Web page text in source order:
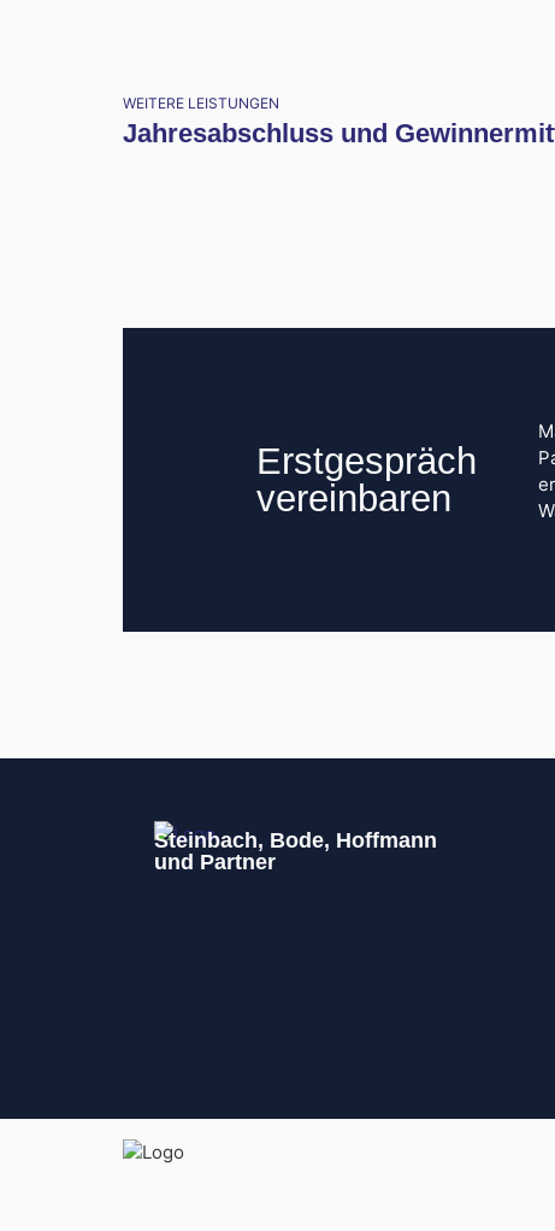
WEITERE LEISTUNGEN
Jahresabschluss und
Erstgespräch
vereinbaren
Steinbach, Bode, Hoffmann
und Partner